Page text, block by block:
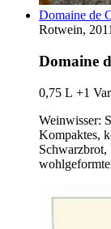
Domaine de
Rotwein,
Domaine
0,75 L +1
Weinwisser:
Kompaktes,
Schwarzbrot,